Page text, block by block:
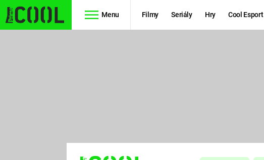
Menu Filmy Seriály Hry Cool Esport